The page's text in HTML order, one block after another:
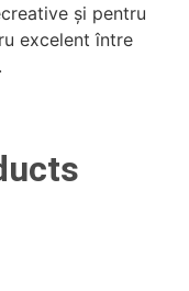
și pentru
excelent între